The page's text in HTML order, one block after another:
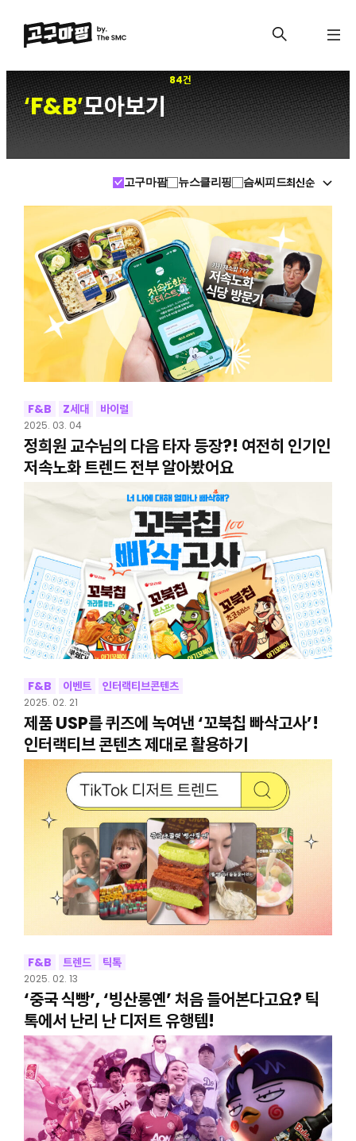
‘F&B’모아보기
84건
고구마팜 뉴스클리핑 슴씨피드최신순
F&B Z세대 바이럴
2025. 03. 04
정희원 교수님의 다음 타자 등장?! 여전히 인기인
저속노화 트렌드 전부 알아봤어요
F&B 이벤트 인터랙티브콘텐츠
2025. 02. 21
제품 USP를 퀴즈에 녹여낸 ‘꼬북칩 빠삭고사’!
인터랙티브 콘텐츠 제대로 활용하기
F&B 트렌드 틱톡
2025. 02. 13
‘중국 식빵’, ‘빙산롱옌’ 처음 들어본다고요? 틱
톡에서 난리 난 디저트 유행템!